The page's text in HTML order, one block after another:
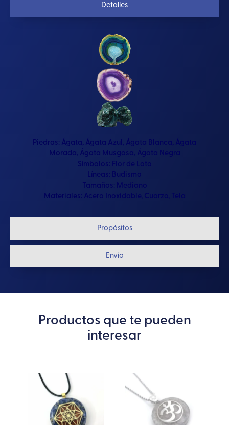
Detalles
Propósitos
Envío
Piedras: Ágata, Ágata Azul , Ágata Blanca, Ágata
Morada, Ágata Musgosa, Ágata Negra
Símbolos: Flor de Loto
Líneas: Budismo
Tamaños: Mediano
Materiales: Acero Inoxidable, Cuarzo, Tela
Productos que te pueden
interesar
múltiples
variantes.